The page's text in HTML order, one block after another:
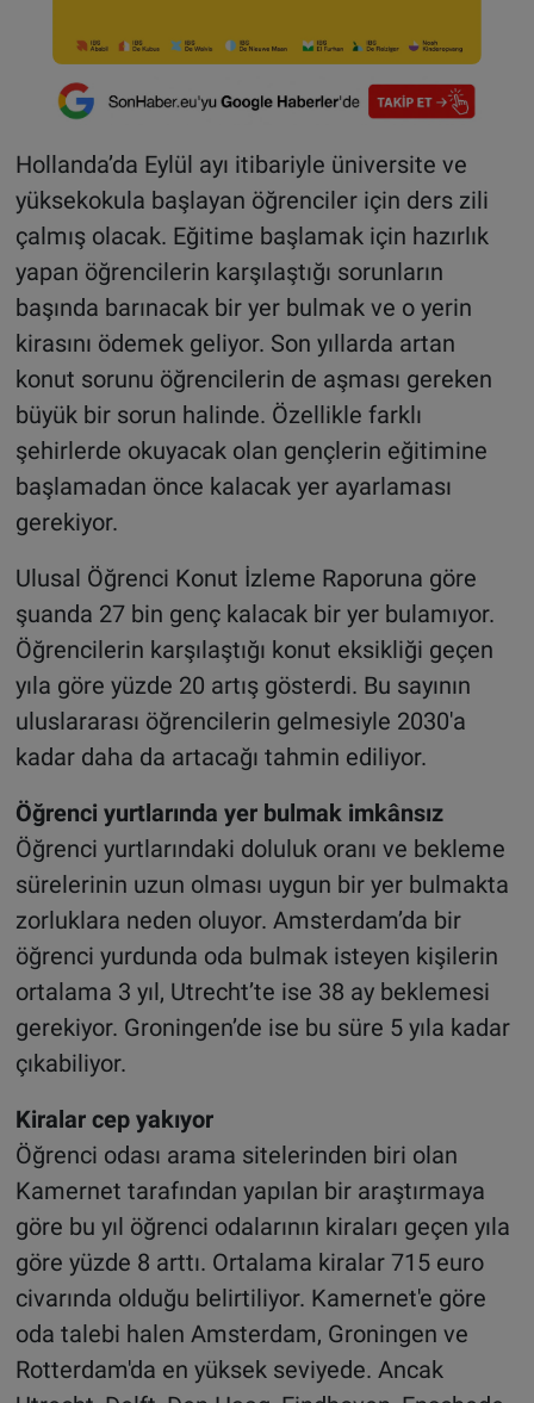
Hollanda’da Eylül ayı itibariyle üniversite ve
yüksekokula başlayan öğrenciler için ders zili
çalmış olacak. Eğitime başlamak için hazırlık
yapan öğrencilerin karşılaştığı sorunların
başında barınacak bir yer bulmak ve o yerin
kirasını ödemek geliyor. Son yıllarda artan
konut sorunu öğrencilerin de aşması gereken
büyük bir sorun halinde. Özellikle farklı
şehirlerde okuyacak olan gençlerin eğitimine
başlamadan önce kalacak yer ayarlaması
gerekiyor.
Ulusal Öğrenci Konut İzleme Raporuna göre
şuanda 27 bin genç kalacak bir yer bulamıyor.
Öğrencilerin karşılaştığı konut eksikliği geçen
yıla göre yüzde 20 artış gösterdi. Bu sayının
uluslararası öğrencilerin gelmesiyle 2030'a
kadar daha da artacağı tahmin ediliyor.
Öğrenci yurtlarında yer bulmak imkânsız
Öğrenci yurtlarındaki doluluk oranı ve bekleme
sürelerinin uzun olması uygun bir yer bulmakta
zorluklara neden oluyor. Amsterdam’da bir
öğrenci yurdunda oda bulmak isteyen kişilerin
ortalama 3 yıl, Utrecht’te ise 38 ay beklemesi
gerekiyor. Groningen’de ise bu süre 5 yıla kadar
çıkabiliyor.
Kiralar cep yakıyor
Öğrenci odası arama sitelerinden biri olan
Kamernet tarafından yapılan bir araştırmaya
göre bu yıl öğrenci odalarının kiraları geçen yıla
göre yüzde 8 arttı. Ortalama kiralar 715 euro
civarında olduğu belirtiliyor. Kamernet'e göre
oda talebi halen Amsterdam, Groningen ve
Rotterdam'da en yüksek seviyede. Ancak